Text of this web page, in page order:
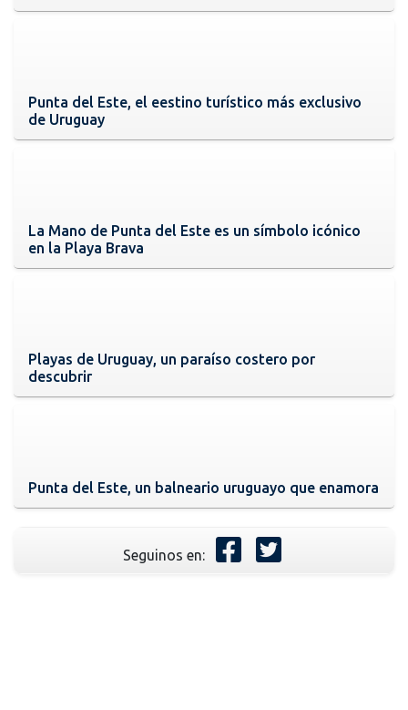
Punta del Este, el eestino turístico más exclusivo
de Uruguay
La Mano de Punta del Este es un símbolo icónico
en la Playa Brava
Playas de Uruguay, un paraíso costero por
descubrir
Punta del Este, un balneario uruguayo que enamora
Seguinos en: